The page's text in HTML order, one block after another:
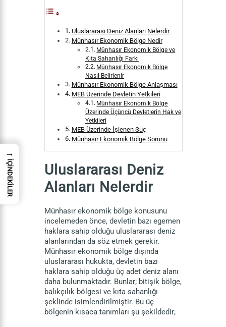
Uluslararası Deniz Alanları Nelerdir
Münhasır Ekonomik Bölge Nedir
Münhasır Ekonomik Bölge ve
Kıta Sahanlığı Farkı
Münhasır Ekonomik Bölge
Nasıl Belirlenir
Münhasır Ekonomik Bölge Anlaşması
MEB Üzerinde Devletin Yetkileri
Münhasır Ekonomik Bölge
Üzerinde Üçüncü Devletlerin Hak ve
Yetkileri
MEB Üzerinde İşlenen Suç
Münhasır Ekonomik Bölge Sorunu
Uluslararası Deniz
Alanları Nelerdir
Münhasır ekonomik bölge konusunu
incelemeden önce, devletin bazı egemen
haklara sahip olduğu uluslararası deniz
alanlarından da söz etmek gerekir.
Münhasır ekonomik bölge dışında
uluslararası hukukta, devletin bazı
haklara sahip olduğu üç adet deniz alanı
daha bulunmaktadır. Bunlar; bitişik bölge,
balıkçılık bölgesi ve kıta sahanlığı
şeklinde isimlendirilmiştir. Bu üç
bölgenin kısaca tanımları şu şekildedir;
→
İÇİNDEKİLER